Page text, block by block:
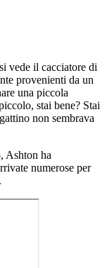
vede il cacciatore di
provenienti da un
una piccola
stai bene? Stai
non sembrava
Ashton ha
numerose per